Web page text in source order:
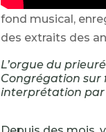
fond musical,
des extraits des
L’orgue du
Congrégation sur
interprétation par